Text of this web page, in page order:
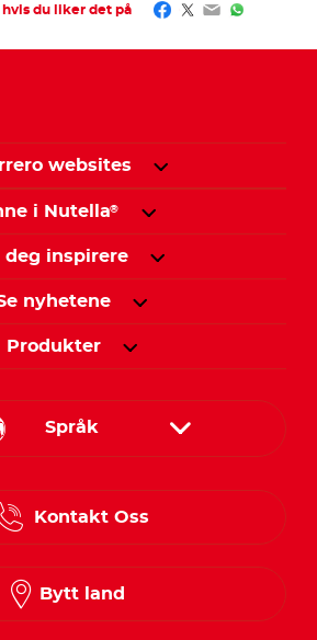
hvis du liker det på Facebook
Twitter
Email
websites
i Nutella®
deg inspirere
nyhetene
Produkter
Språk
Danish
Norwegian
Kontakt Oss
Bytt land